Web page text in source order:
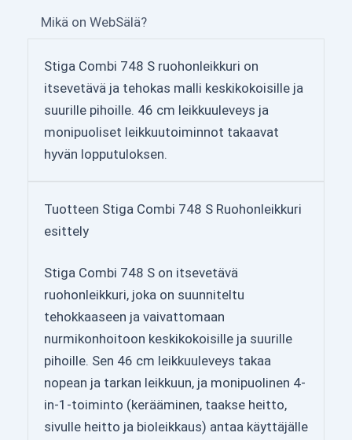
Mikä on WebSälä?
Stiga Combi 748 S ruohonleikkuri on
itsevetävä ja tehokas malli keskikokoisille ja
suurille pihoille. 46 cm leikkuuleveys ja
monipuoliset leikkuutoiminnot takaavat
hyvän lopputuloksen.
Tuotteen Stiga Combi 748 S Ruohonleikkuri
esittely
Stiga Combi 748 S on itsevetävä
ruohonleikkuri, joka on suunniteltu
tehokkaaseen ja vaivattomaan
nurmikonhoitoon keskikokoisille ja suurille
pihoille. Sen 46 cm leikkuuleveys takaa
nopean ja tarkan leikkuun, ja monipuolinen 4-
in-1-toiminto (kerääminen, taakse heitto,
sivulle heitto ja bioleikkaus) antaa käyttäjälle